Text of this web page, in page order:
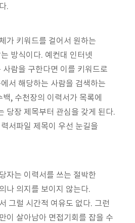
.
가 키워드를 걸어서 원하는
방식이다. 예컨대 인터넷
람을 구한다면 이를 키워드로
서 해당하는 사람을 검색하는
, 수천장의 이력서가 목록에
당장 제목부터 관심을 갖게 된다.
서파일 제목이 우선 눈길을
자는 이력서를 쓰는 절박한
나 의지를 보이지 않는다.
그럴 시간적 여유도 없다. 그런
이 살아남아 면접기회를 잡을 수